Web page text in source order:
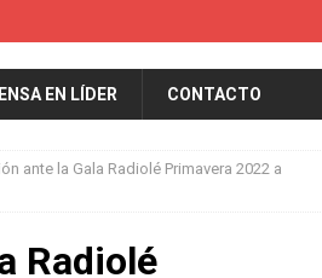
EN LÍDER CONTACTO
ante la Gala Radiolé Primavera 2022 a
Radiolé